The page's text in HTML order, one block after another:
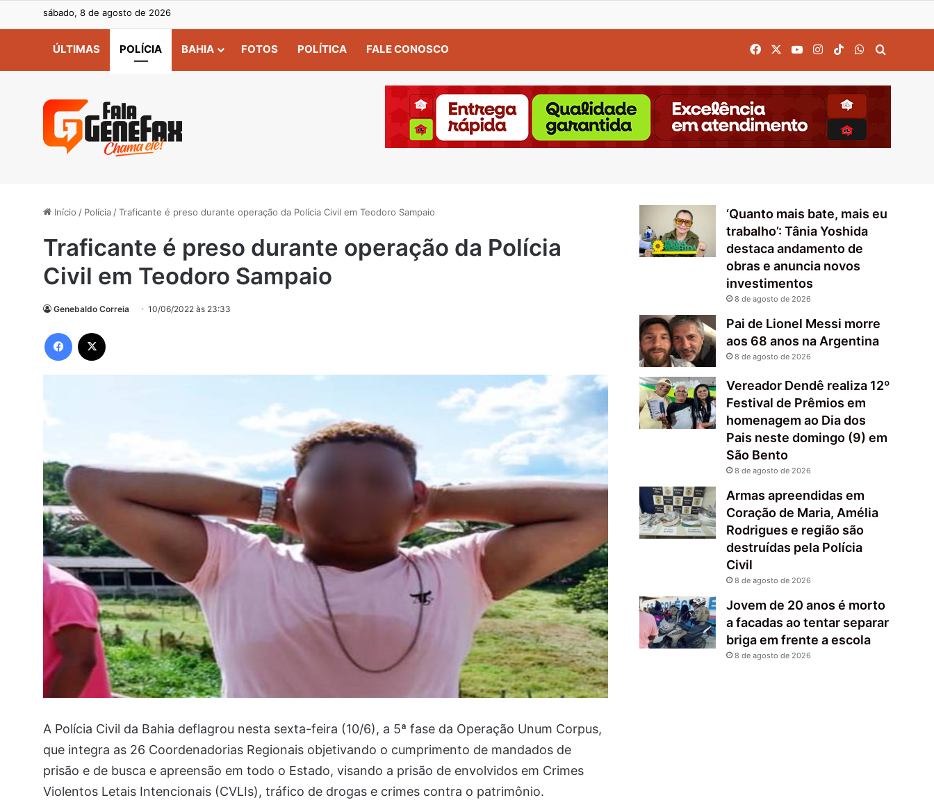
sábado, 8 de agosto de 2026
ÚLTIMAS POLÍCIA BAHIA FOTOS POLÍTICA FALE CONOSCO FacebookYouTubeInstagram
TikTokWhatsApp
Início / Polícia /Traficante é preso durante operação da Polícia Civil em Teodoro Sampaio
Traficante é preso durante operação da Polícia
Civil em Teodoro Sampaio
Genebaldo Correia 10/06/2022 às 23:33
Facebook
A Polícia Civil da Bahia deflagrou nesta sexta-feira (10/6), a 5ª fase da Operação Unum Corpus,
que integra as 26 Coordenadorias Regionais objetivando o cumprimento de mandados de
prisão e de busca e apreensão em todo o Estado, visando a prisão de envolvidos em Crimes
Violentos Letais Intencionais (CVLIs), tráfico de drogas e crimes contra o patrimônio.
‘Quanto mais bate, mais eu
trabalho’: Tânia Yoshida
destaca andamento de
obras e anuncia novos
investimentos
8 de agosto de 2026
Pai de Lionel Messi morre
aos 68 anos na Argentina
8 de agosto de 2026
Vereador Dendê realiza 12º
Festival de Prêmios em
homenagem ao Dia dos
Pais neste domingo (9) em
São Bento
8 de agosto de 2026
Armas apreendidas em
Coração de Maria, Amélia
Rodrigues e região são
destruídas pela Polícia
Civil
8 de agosto de 2026
Jovem de 20 anos é morto
a facadas ao tentar separar
briga em frente a escola
8 de agosto de 2026